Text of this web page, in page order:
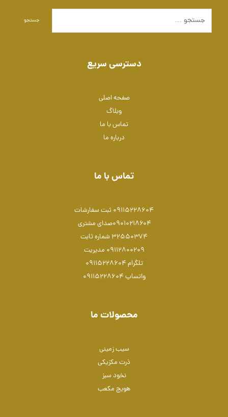
جستجو
دسترسی سریع
صفحه اصلی
وبلاگ
تماس با ما
درباره ما
تماس با ما
09115228604 ثبت سفارشات
۰۹۰۱۰۲۱۸۶۰۴صدای مشتری
۳۲۵۵۰۳۷۴ شماره ثابت
۰۹۱۱۲۸۰۰۲۰۹ مدیریت
تلگرام 09115228604
واتساپ 09115228604
محصولات ما
سیب زمینی
ذرت مکزیکی
نخود سبز
هویج مکعب